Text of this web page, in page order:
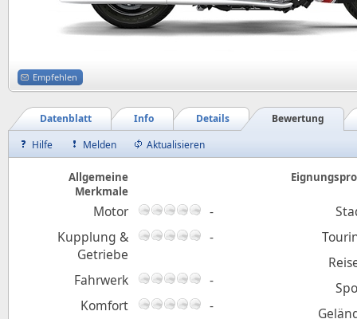
Empfehlen
Bewertung
Details
Info
Datenblatt
Hilfe
Melden Aktualisieren
Allgemeine
Merkmale
Motor
-
Kupplung &
Getriebe
-
Fahrwerk
-
Komfort
-